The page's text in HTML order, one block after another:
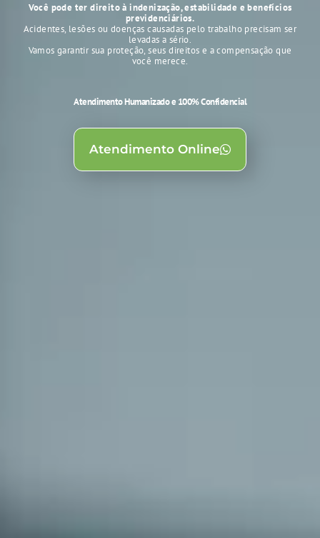
Você pode ter direito à indenização, estabilidade e benefícios
previdenciários.
Acidentes, lesões ou doenças causadas pelo trabalho precisam ser
levadas a sério.
Vamos garantir sua proteção, seus direitos e a compensação que
você merece.
Atendimento Humanizado e 100% Confidencial
Atendimento Online